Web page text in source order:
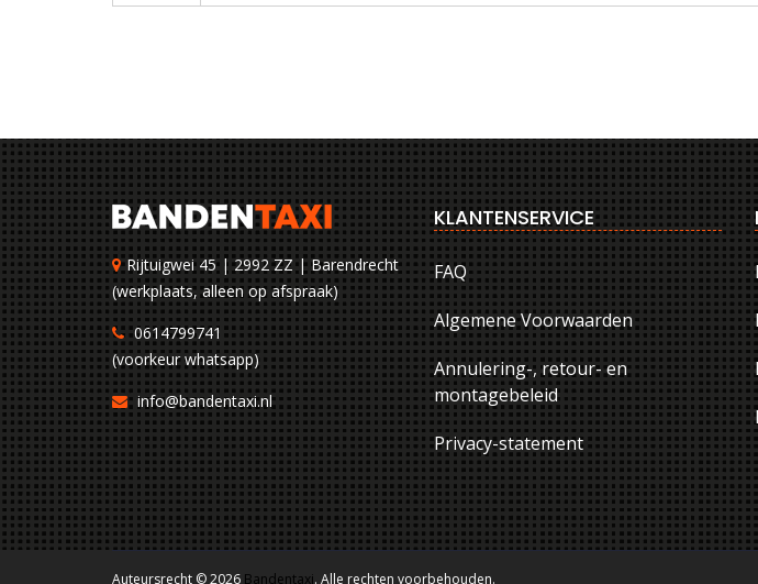
Rijtuigwei 45 | 2992 ZZ | Barendrecht
(werkplaats, alleen op afspraak)
0614799741
(voorkeur whatsapp)
info@bandentaxi.nl
KLANTENSERVICE
FAQ
Algemene Voorwaarden
Annulering-, retour- en
montagebeleid
Privacy-statement
Auteursrecht © 2026 Bandentaxi. Alle rechten voorbehouden.